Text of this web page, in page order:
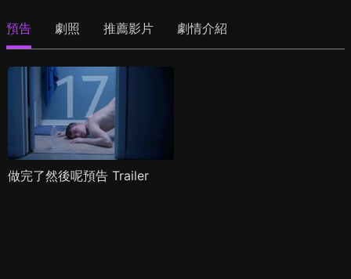
預告 劇照 推薦影片 劇情介紹
做完了然後呢預告 Trailer